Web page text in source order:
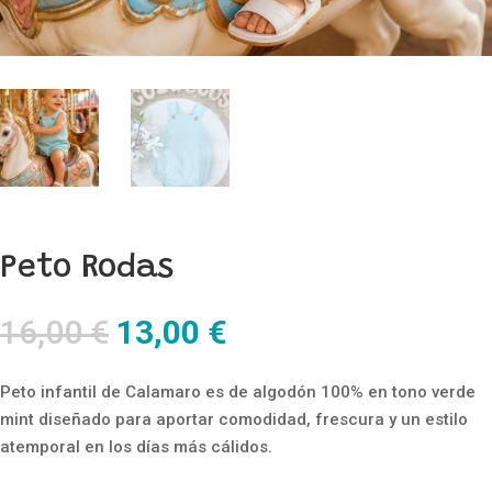
Peto Rodas
16,00€ El
precio
original
era:
16,00 €.
13,00 €
actual
es:
13,00 €.
Peto infantil de Calamaro es de algodón 100% en tono verde
mint diseñado para aportar comodidad, frescura y un estilo
atemporal en los días más cálidos.